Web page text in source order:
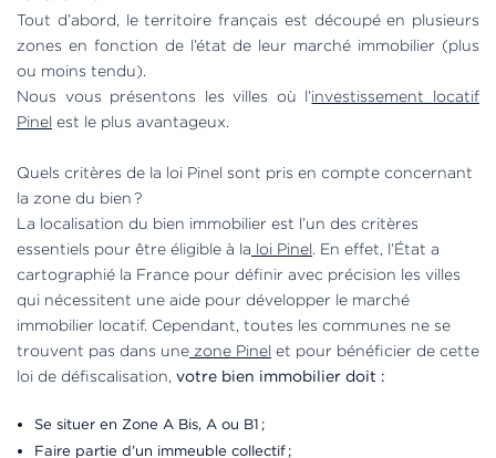
Tout d’abord, le territoire français est découpé en plusieurs
zones en fonction de l’état de leur marché immobilier (plus
ou moins tendu).
Nous vous présentons les villes où l’investissement locatif
Pinel est le plus avantageux.
Quels critères de la loi Pinel sont pris en compte concernant
la zone du bien ?
La localisation du bien immobilier est l’un des critères
essentiels pour être éligible à la loi Pinel. En effet, l’État a
cartographié la France pour définir avec précision les villes
qui nécessitent une aide pour développer le marché
immobilier locatif. Cependant, toutes les communes ne se
trouvent pas dans une zone Pinel et pour bénéficier de cette
loi de défiscalisation, votre bien immobilier doit :
Se situer en Zone A Bis, A ou B1 ;
Faire partie d’un immeuble collectif ;